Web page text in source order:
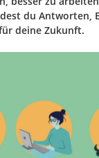
du Antworten,
deine Zukunft.